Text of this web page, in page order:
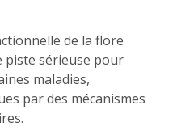
de la flore
piste sérieuse pour
maladies,
par des mécanismes